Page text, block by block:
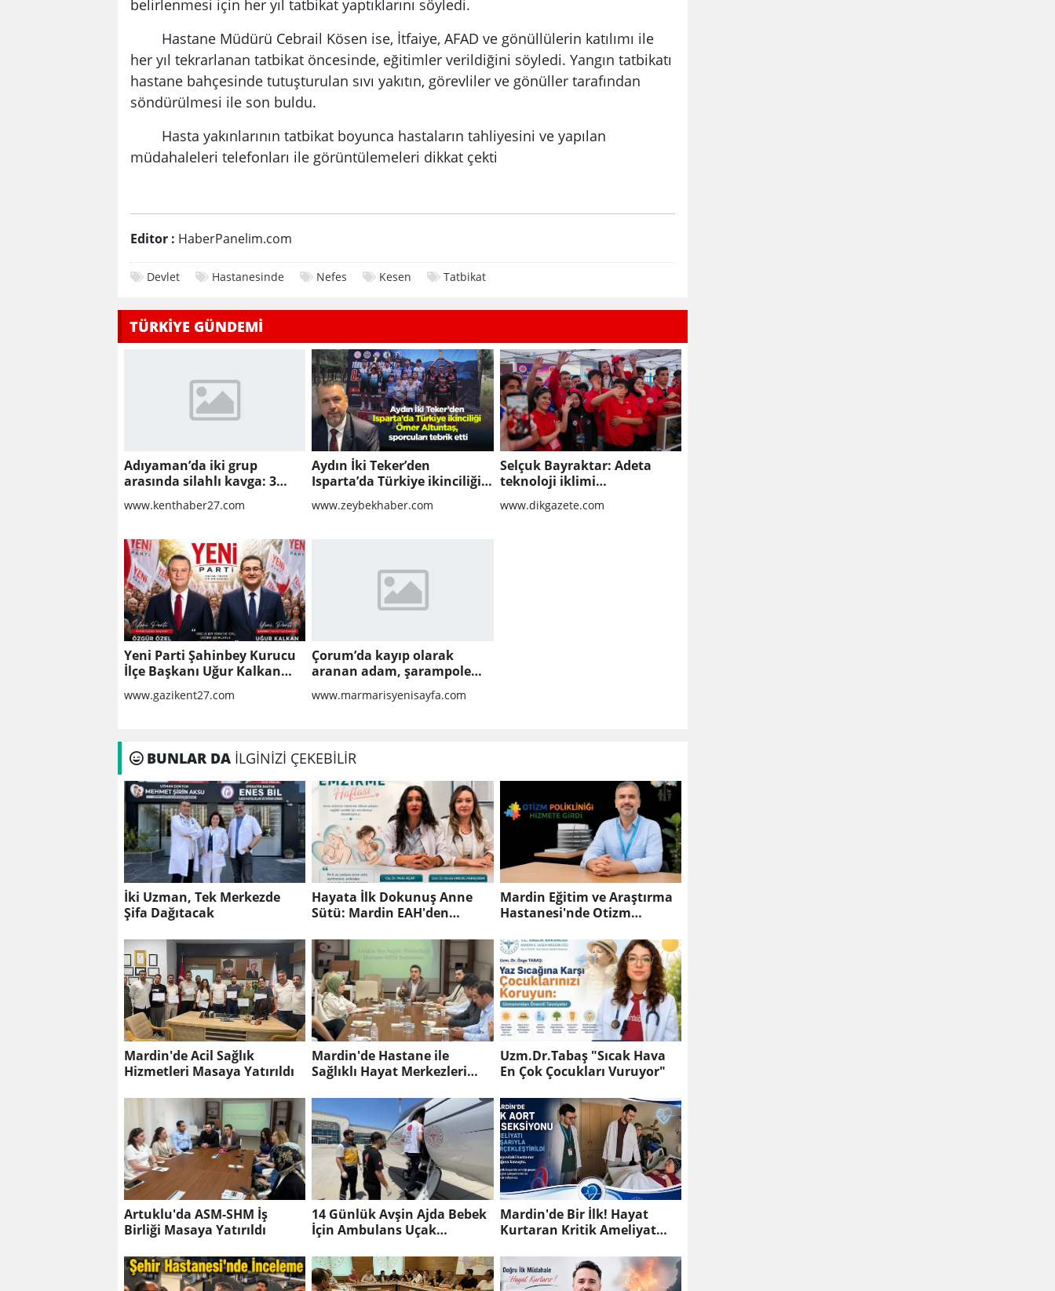
belirlenmesi için her yıl tatbikat yaptıklarını söyledi.
Hastane Müdürü Cebrail Kösen ise, İtfaiye, AFAD ve gönüllülerin katılımı ile
her yıl tekrarlanan tatbikat öncesinde, eğitimler verildiğini söyledi. Yangın tatbikatı
hastane bahçesinde tutuşturulan sıvı yakıtın, görevliler ve gönüller tarafından
söndürülmesi ile son buldu.
Hasta yakınlarının tatbikat boyunca hastaların tahliyesini ve yapılan
müdahaleleri telefonları ile görüntülemeleri dikkat çekti
Editor : HaberPanelim.com
Devlet Hastanesinde Nefes Kesen Tatbikat
TÜRKİYE GÜNDEMİ
Adıyaman’da iki grup
arasında silahlı kavga: 3
yaralı
www.kenthaber27.com
Aydın İki Teker’den
Isparta’da Türkiye ikinciliği
Ömer Altuntaş, sporcuları
tebrik etti
www.zeybekhaber.com
Selçuk Bayraktar: Adeta
teknoloji iklimi
Güneydoğu'dan esecek
www.dikgazete.com
Yeni Parti Şahinbey Kurucu
İlçe Başkanı Uğur Kalkan
www.gazikent27.com
Çorum’da kayıp olarak
aranan adam, şarampole
yuvarlanan otomobilinin
altında ölü bulundu
www.marmarisyenisayfa.com
BUNLAR DA İLGİNİZİ ÇEKEBİLİR
İki Uzman, Tek Merkezde
Şifa Dağıtacak
Hayata İlk Dokunuş Anne
Sütü: Mardin EAH'den
Mardin Eğitim ve Araştırma
Hastanesi'nde Otizm
Mardin'de Acil Sağlık
Hizmetleri Masaya Yatırıldı
Mardin'de Hastane ile
Sağlıklı Hayat Merkezleri
Uzm.Dr.Tabaş "Sıcak Hava
En Çok Çocukları Vuruyor"
Artuklu'da ASM-SHM İş
Birliği Masaya Yatırıldı
14 Günlük Avşin Ajda Bebek
İçin Ambulans Uçak
Mardin'de Bir İlk! Hayat
Kurtaran Kritik Ameliyat